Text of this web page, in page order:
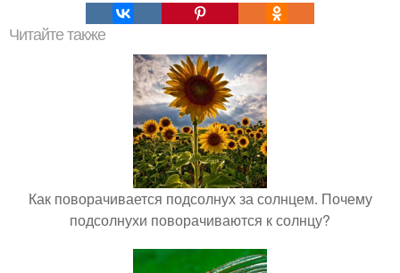
Читайте также
Как поворачивается подсолнух за солнцем. Почему
подсолнухи поворачиваются к солнцу?